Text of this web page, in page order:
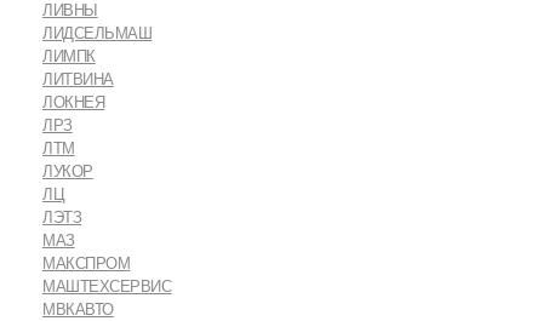
ЛИВНЫ
ЛИДСЕЛЬМАШ
ЛИМПК
ЛИТВИНА
ЛОКНЕЯ
ЛРЗ
ЛТМ
ЛУКОР
ЛЦ
ЛЭТЗ
МАЗ
МАКСПРОМ
МАШТЕХСЕРВИС
МВКАВТО